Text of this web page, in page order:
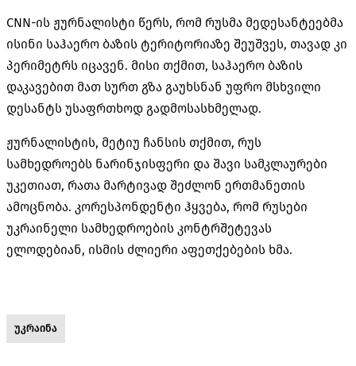
CNN-ის ჟურნალისტი წერს, რომ რუსმა მედესანტეებმა
ისინი საჰაერო ბაზის ტერიტორიაზე შეუშვეს, თავად კი
პერიმეტრს იცავენ. მისი თქმით, საჰაერო ბაზის
დაკავებით მათ სურთ გზა გაუხსნან უფრო მსხვილი
დესანტს უსაფრთხოდ გადმოსასხმელად.
ჟურნალისტის, მეტიუ ჩანსის თქმით, რუს
სამხედროებს ნარინჯისფერი და შავი სამკლაურები
უკეთიათ, რათა მარტივად შეძლონ ერთმანეთის
ამოცნობა. კორესპონდენტი ჰყვება, რომ რუსები
უკრაინელი სამხედროების კონტრშეტევას
ელოდებიან, ისმის ძლიერი აფეთქებების ხმა.
უკრაინა